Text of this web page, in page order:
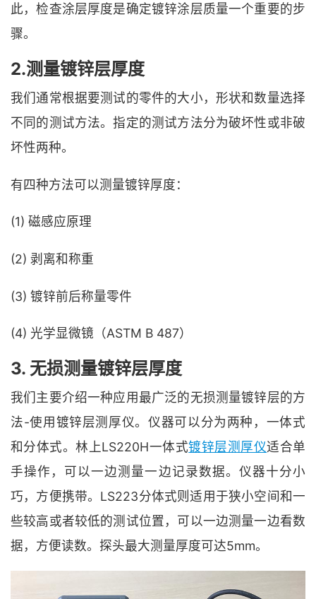
此，检查涂层厚度是确定镀锌涂层质量一个重要的步
骤。
2.测量镀锌层厚度
我们通常根据要测试的零件的大小，形状和数量选择
不同的测试方法。指定的测试方法分为破坏性或非破
坏性两种。
有四种方法可以测量镀锌厚度：
(1) 磁感应原理
(2) 剥离和称重
(3) 镀锌前后称量零件
(4) 光学显微镜（ASTM B 487）
3. 无损测量镀锌层厚度
我们主要介绍一种应用最广泛的无损测量镀锌层的方
法-使用镀锌层测厚仪。仪器可以分为两种，一体式
和分体式。林上LS220H一体式镀锌层测厚仪适合单
手操作，可以一边测量一边记录数据。仪器十分小
巧，方便携带。LS223分体式则适用于狭小空间和一
些较高或者较低的测试位置，可以一边测量一边看数
据，方便读数。探头最大测量厚度可达5mm。